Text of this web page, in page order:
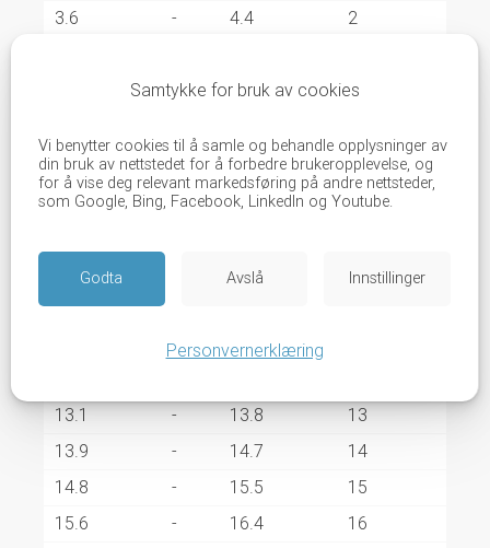
3.6 - 4.4
2
- 6.1
4
7.1
- 7.8
6
7.9
- 8.7
7
10.4
9
10.5
- 12.1
13.1
- 13.8
13
13.9
- 14.7
14
14.8
- 15.5
15
15.6
- 16.4
16
Samtykke for bruk av cookies
Vi benytter cookies til å samle og behandle opplysninger av
din bruk av nettstedet for å forbedre brukeropplevelse, og
for å vise deg relevant markedsføring på andre nettsteder,
som Google, Bing, Facebook, LinkedIn og Youtube.
Godta Avslå Innstillinger
Personvernerklæring